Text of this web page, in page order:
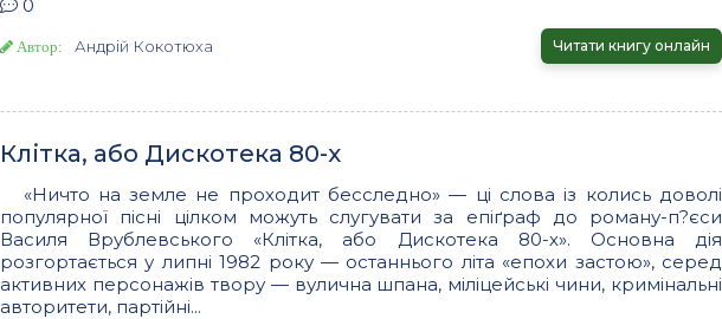
0
Автор: Андрій Кокотюха Читати книгу онлайн
Клітка, або Дискотека 80-х
«Ничто на земле не проходит бесследно» — ці слова із колись доволі
популярної пісні цілком можуть слугувати за епіґраф до роману-п?єси
Василя Врублевського «Клітка, або Дискотека 80-х». Основна дія
розгортається у липні 1982 року — останнього літа «епохи застою», серед
активних персонажів твору — вулична шпана, міліцейські чини, кримінальні
авторитети, партійні...